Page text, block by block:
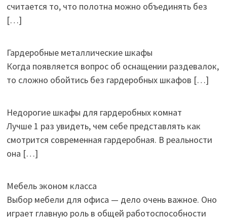
считается то, что полотна можно объединять без
[…]
Гардеробные металлические шкафы
Когда появляется вопрос об оснащении раздевалок,
то сложно обойтись без гардеробных шкафов […]
Недорогие шкафы для гардеробных комнат
Лучше 1 раз увидеть, чем себе представлять как
смотрится современная гардеробная. В реальности
она […]
Мебель эконом класса
Выбор мебели для офиса — дело очень важное. Оно
играет главную роль в общей работоспособности